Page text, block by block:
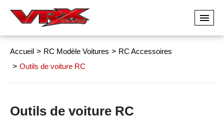
Accueil RC Modèle Voitures
RC Accessoires
Outils de voiture RC
Outils de voiture RC